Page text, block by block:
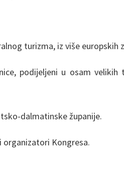
turizma, iz više europskih
podijeljeni u osam velikih
dalmatinske županije.
organizatori Kongresa.